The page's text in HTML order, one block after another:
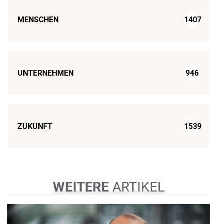
MENSCHEN 1407
UNTERNEHMEN 946
ZUKUNFT 1539
WEITEREARTIKEL